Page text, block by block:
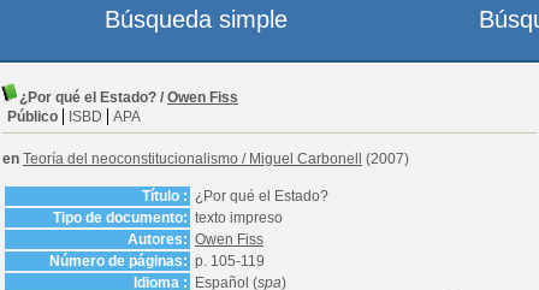
¿Por qué el Estado? / Owen Fiss
Público
ISBD APA
en Teoría del neoconstitucionalismo / Miguel Carbonell (2007)
Título : ¿Por qué el Estado?
Tipo de documento: texto impreso
Autores: Owen Fiss
Número de páginas: p. 105-119
Idioma :
Español (spa)
Búsqueda simple